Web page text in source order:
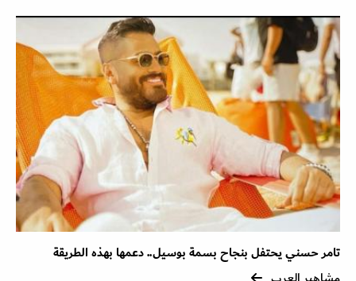
تامر حسني يحتفل بنجاح بسمة بوسيل.. دعمها بهذه الطريقة